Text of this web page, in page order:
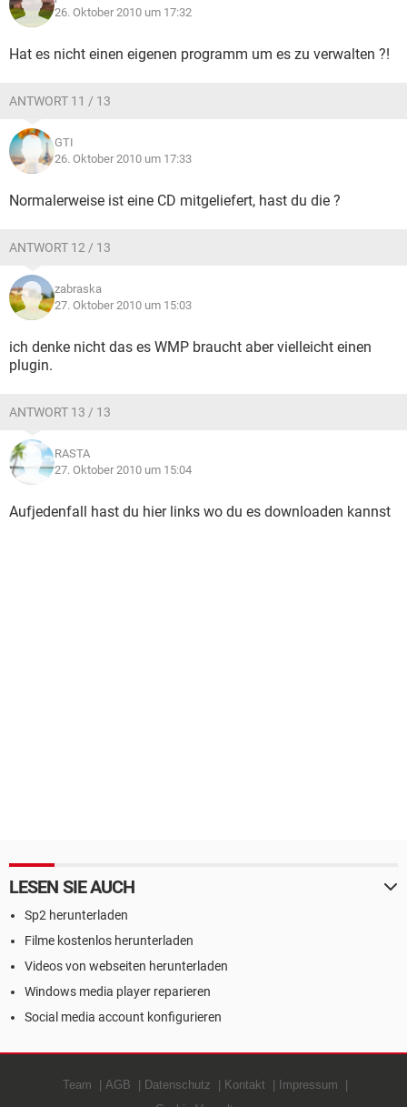
26. Oktober 2010 um 17:32
Hat es nicht einen eigenen programm um es zu verwalten ?!
ANTWORT 11 / 13
GTI
26. Oktober 2010 um 17:33
Normalerweise ist eine CD mitgeliefert, hast du die ?
ANTWORT 12 / 13
zabraska
27. Oktober 2010 um 15:03
ich denke nicht das es WMP braucht aber vielleicht einen
plugin.
ANTWORT 13 / 13
RASTA
27. Oktober 2010 um 15:04
Aufjedenfall hast du hier links wo du es downloaden kannst
LESEN SIE AUCH
Sp2 herunterladen
Filme kostenlos herunterladen
Videos von webseiten herunterladen
Windows media player reparieren
Social media account konfigurieren
Team AGB Datenschutz Kontakt
Impressum